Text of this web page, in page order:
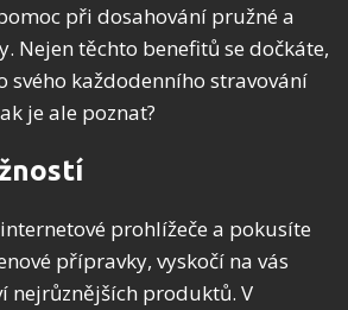
při dosahování pružné a
Nejen těchto benefitů se dočkáte,
svého každodenního stravování
je ale poznat?
prohlížeče a pokusíte
přípravky, vyskočí na vás
nejrůznějších produktů. V